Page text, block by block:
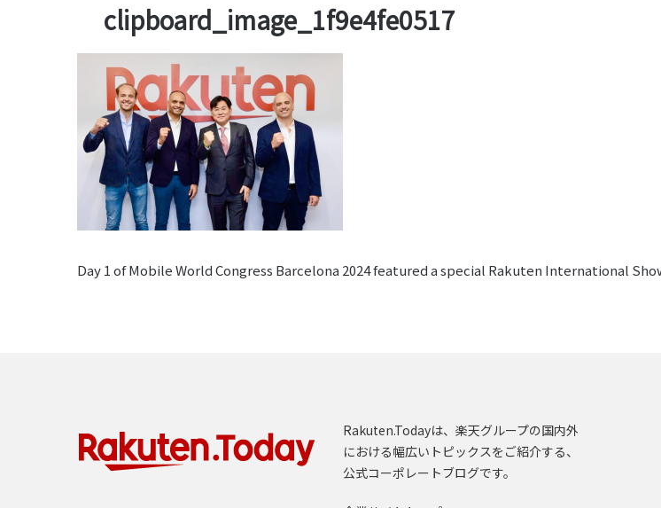
clipboard_image_1f9e4fe0517
Day 1 of Mobile World Congress Barcelona 2024 featured a special Rakuten International
Rakuten.Todayは、楽天グループの国内外
における幅広いトピックスをご紹介する、
公式コーポレートブログです。